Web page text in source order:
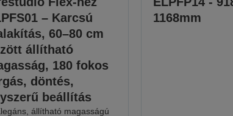
– Karcsú
60–80 cm
állítható
180 fokos
döntés,
beállítás
állítható magasságú
1168mm